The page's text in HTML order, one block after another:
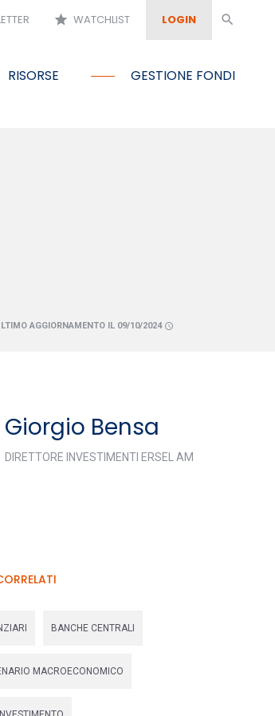
star WATCHLIST LOGIN search
RISORSE GESTIONE FONDI
AGGIORNAMENTO IL 09/10/2024 schedule
Giorgio Bensa
DIRETTORE INVESTIMENTI ERSEL AM
BANCHE CENTRALI
MACROECONOMICO